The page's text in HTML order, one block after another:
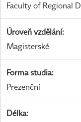
Faculty of Regional
Úroveň vzdělání:
Magisterské
Forma studia:
Prezenční
Délka: